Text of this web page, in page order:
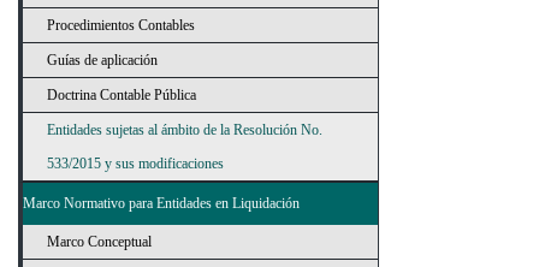
Procedimientos Contables
Guías de aplicación
Doctrina Contable Pública
Entidades sujetas al ámbito de la Resolución No.
533/2015 y sus modificaciones
Marco Normativo para Entidades en Liquidación
Marco Conceptual